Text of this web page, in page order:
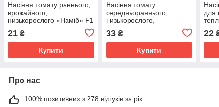
Насіння томату раннього,
врожайного,
низькорослого «Наміб» F1
(10 насінин) від Syngenta,
Голландія
21 ₴
Купити
Насіння томату
середньораннього,
низькорослого,
врожайного «Хапінет» F1
(10 насінин) від Syngenta,
Голландія
33₴
Купити
для
22
Про нас
100% позитивних з 278 відгуків за рік